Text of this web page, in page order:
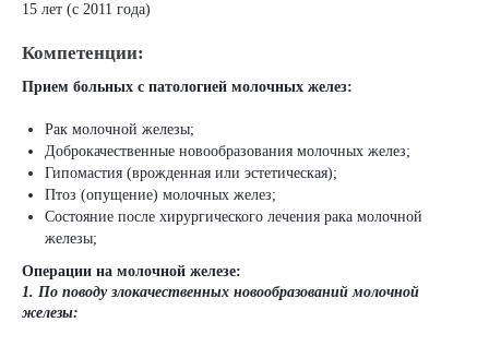
15 лет (с 2011 года)
Компетенции:
Прием больных с патологией молочных желез:
Рак молочной железы;
Доброкачественные новообразования молочных желез;
Гипомастия (врожденная или эстетическая);
Птоз (опущение) молочных желез;
Состояние после хирургического лечения рака молочной
железы;
Операции на молочной железе:
1. По поводу злокачественных новообразований молочной
железы: